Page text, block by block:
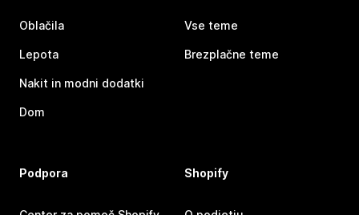
Oblačila
Lepota
Nakit in modni dodatki
Dom
Vse teme
Brezplačne teme
Podpora Shopify